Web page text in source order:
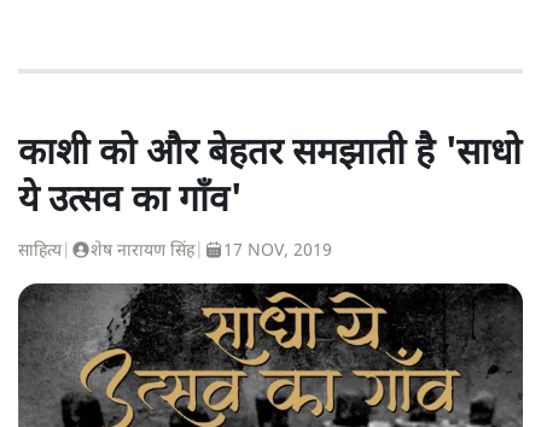
काशी को और बेहतर समझाती है 'साधो
ये उत्सव का गाँव'
साहित्य| शेष नारायण सिंह| 17 NOV, 2019